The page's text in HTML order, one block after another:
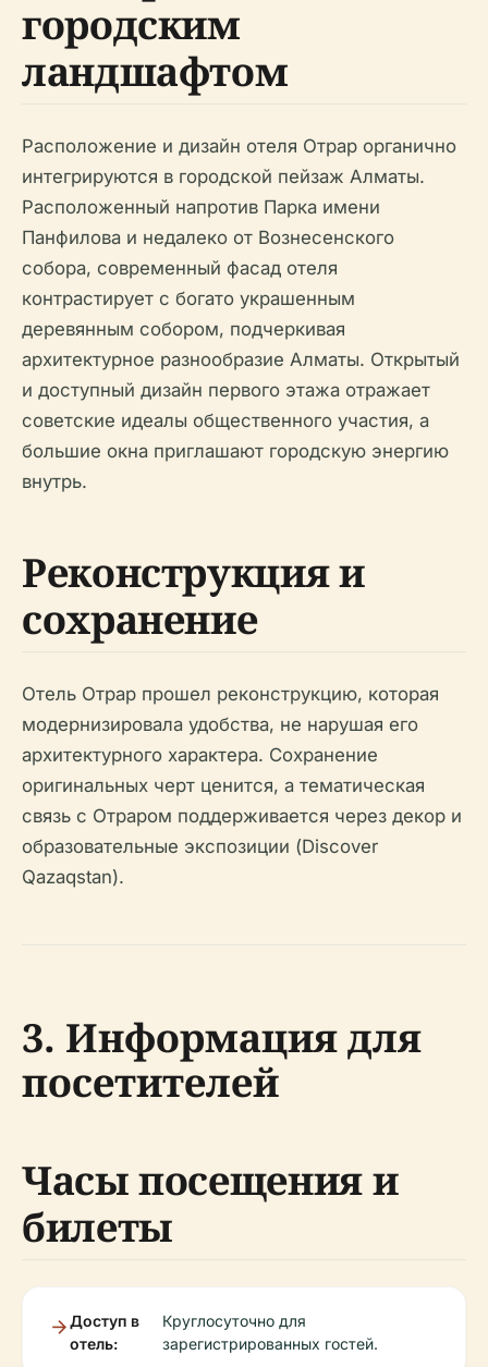
городским
ландшафтом
Расположение и дизайн отеля Отрар органично
интегрируются в городской пейзаж Алматы.
Расположенный напротив Парка имени
Панфилова и недалеко от Вознесенского
собора, современный фасад отеля
контрастирует с богато украшенным
деревянным собором, подчеркивая
архитектурное разнообразие Алматы. Открытый
и доступный дизайн первого этажа отражает
советские идеалы общественного участия, а
большие окна приглашают городскую энергию
внутрь.
Реконструкция и
сохранение
Отель Отрар прошел реконструкцию, которая
модернизировала удобства, не нарушая его
архитектурного характера. Сохранение
оригинальных черт ценится, а тематическая
связь с Отраром поддерживается через декор и
образовательные экспозиции (Discover
Qazaqstan).
3. Информация для
посетителей
Часы посещения и
билеты
Доступ в
отель:
Круглосуточно для
зарегистрированных гостей.